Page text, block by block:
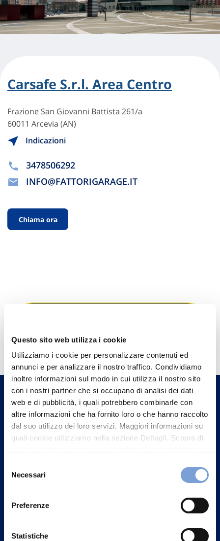
Questo sito web utilizza i cookie
Utilizziamo i cookie per personalizzare contenuti ed
annunci e per analizzare il nostro traffico. Condividiamo
inoltre informazioni sul modo in cui utilizza il nostro sito
con i nostri partner che si occupano di analisi dei dati
web e di pubblicità, i quali potrebbero combinarle con
altre informazioni che ha fornito loro o che hanno raccolto
dal suo utilizzo dei loro servizi. Maggiori informazioni su
quali cookie utilizziamo nella sezione Dettagli. Scopra di
può trovare nel footer del sito nella sezione "Informativa
delNecessari
Preferenze
Statistiche
Carsafe S.r.l. Area Centro
Frazione San Giovanni Battista 261/a
60011 Arcevia (AN)
Indicazioni
3478506292
INFO@FATTORIGARAGE.IT
Chiama ora
Hai bisogno di
informazioni?
Trova l'Agenzia più vicina a te e parla con
un nostro Agente.
Contattaci